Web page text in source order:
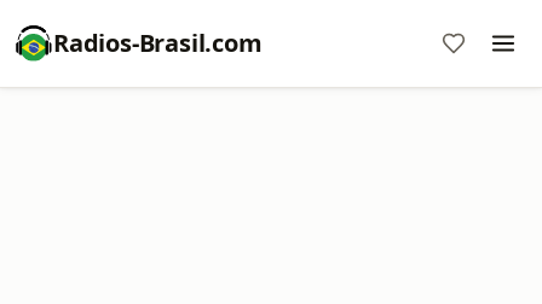
Radios-Brasil.com